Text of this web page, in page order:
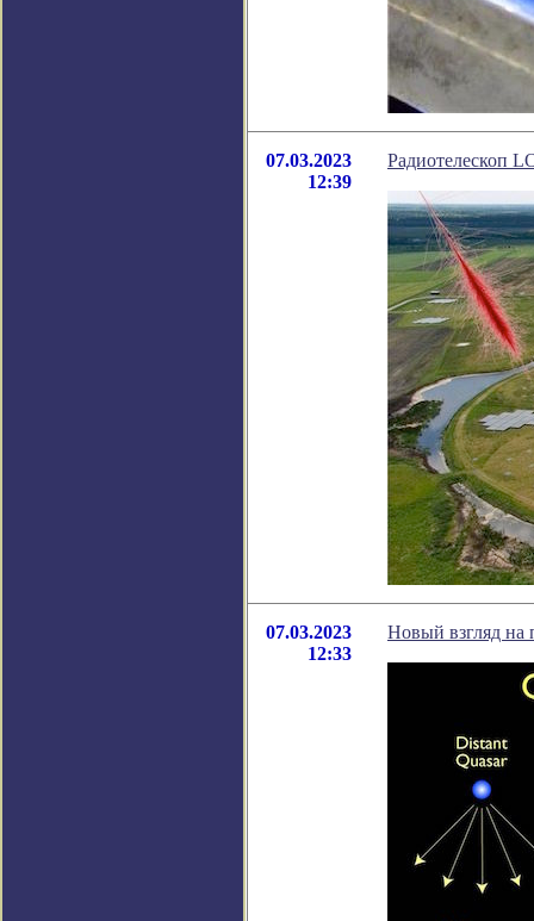
07.03.2023
12:39
Радиотелескоп
07.03.2023
12:33
Новый взгляд на